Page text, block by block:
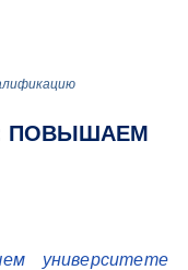
ПОВЫШАЕМ
университете